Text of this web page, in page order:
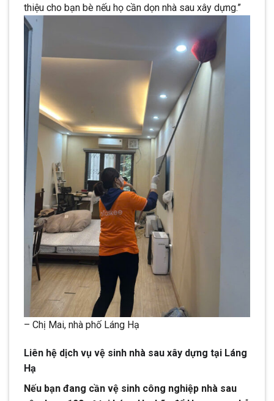
thiệu cho bạn bè nếu họ cần dọn nhà sau xây dựng.”
– Chị Mai, nhà phố Láng Hạ
Liên hệ dịch vụ vệ sinh nhà sau xây dựng tại Láng
Hạ
Nếu bạn đang cần vệ sinh công nghiệp nhà sau